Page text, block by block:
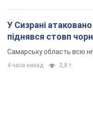
У Сизрані
піднявся стовп
Самарську область всю
4 часа назад 2,8 т.